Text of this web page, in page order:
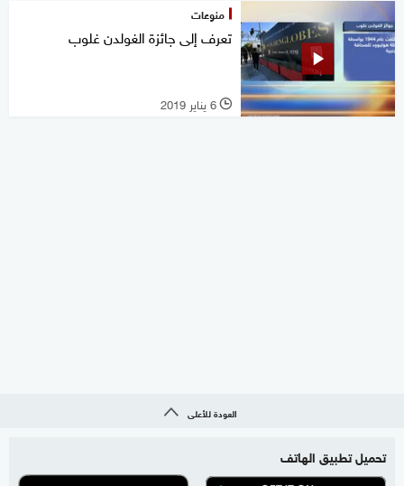
منوعات
تعرف إلى جائزة الغولدن غلوب
l 6 يناير 2019
العودة للأعلى
تحميل تطبيق الهاتف